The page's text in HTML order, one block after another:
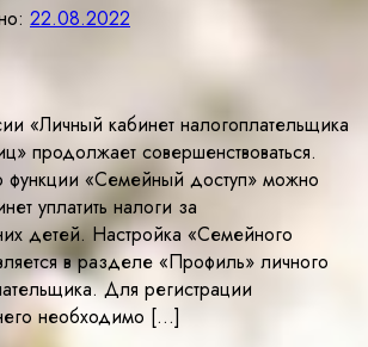
22.08.2022
«Личный кабинет налогоплательщика
продолжает совершенствоваться.
«Семейный доступ» можно
уплатить налоги за
детей. Настройка «Семейного
в разделе «Профиль» личного
Для регистрации
необходимо […]